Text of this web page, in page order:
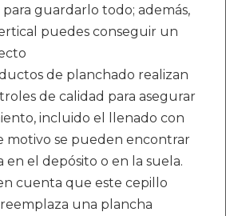
para guardarlo todo; además,
puedes conseguir un
de planchado realizan
de calidad para asegurar
incluido el llenado con
motivo se pueden encontrar
en el depósito o en la suela.
cuenta que este cepillo
una plancha